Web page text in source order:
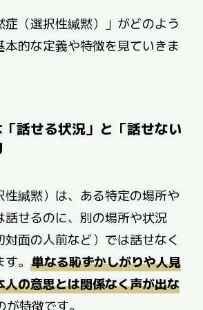
症（選択性緘黙）」がどのよう
的な定義や特徴を見ていきま
話せる状況」と「話せない
緘黙）は、ある特定の場所や
話せるのに、別の場所や状況
対面の人前など）では話せなく
。 単なる恥ずかしがりや人見
人の意思とは関係なく声が出な
が特徴です。